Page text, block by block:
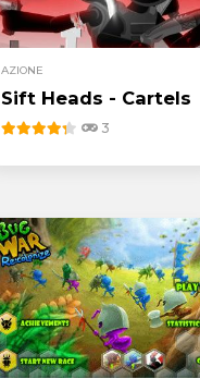
AZIONE
Sift Heads - Cartels
3